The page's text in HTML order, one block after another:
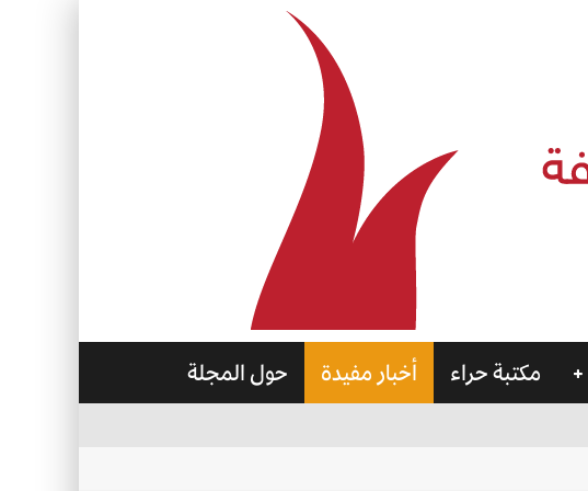
مكتبة حراء أخبار مفيدة حول المجلة